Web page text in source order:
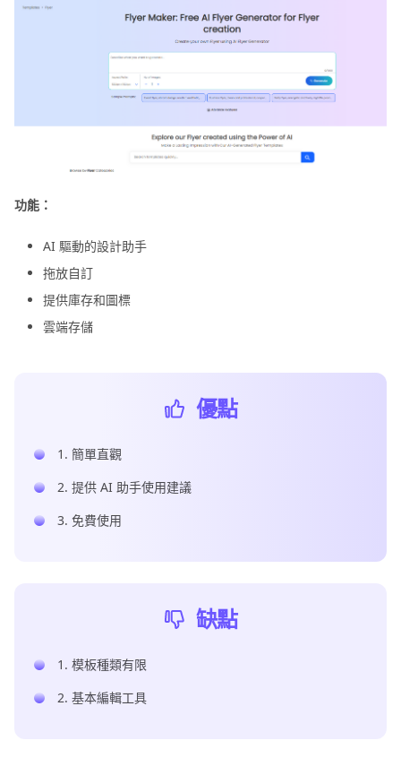
功能：
AI 驅動的設計助手
拖放自訂
提供庫存和圖標
雲端存儲
優點
1. 簡單直觀
2. 提供 AI 助手使用建議
3. 免費使用
缺點
1. 模板種類有限
2. 基本編輯工具